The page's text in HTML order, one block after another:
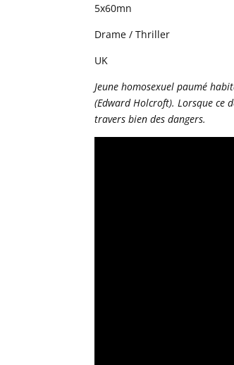
5x60mn
Drame / Thriller
UK
Jeune homosexuel paumé
(Edward Holcroft). Lorsque
travers bien des dangers.